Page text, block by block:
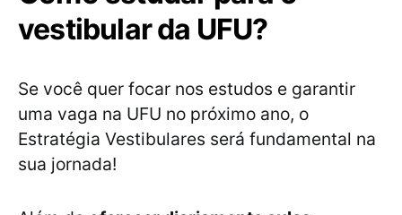
vestibular da UFU?
Se você quer focar nos estudos e garantir
uma vaga na UFU no próximo ano, o
Estratégia Vestibulares será fundamental na
sua jornada!